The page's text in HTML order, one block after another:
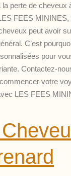
perte de cheveux
FEES
peut avoir
C’est
pour
Contactez-
votre
LES FEES